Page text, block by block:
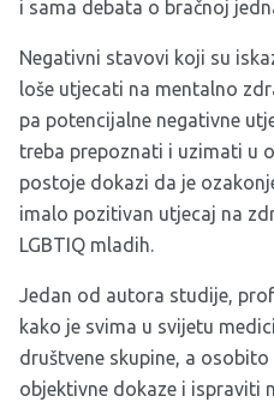
i sama debata o bračnoj
Negativni stavovi koji su
loše utjecati na mentalno
pa potencijalne negativne
treba prepoznati i uzimati u
postoje dokazi da je
imalo pozitivan utjecaj na
LGBTIQ mladih.
Jedan od autora studije,
kako je svima u svijetu
društvene skupine, a
objektivne dokaze i ispraviti